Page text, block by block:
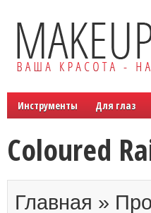
Инструменты Для глаз
Coloured
Главная »